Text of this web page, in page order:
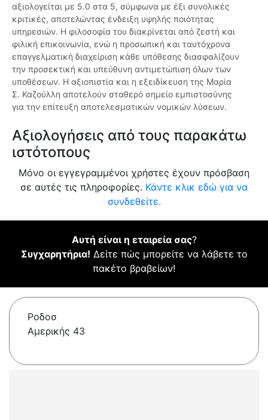
αξιολογείται με 5.0 στα 5, σύμφωνα με έξι συνολικές
κριτικές, αποτελώντας ένδειξη υψηλής ποιότητας
υπηρεσιών. Η φιλοσοφία του διακρίνεται από ζεστή και
φιλική επικοινωνία, ενώ η προσωπική και ταυτόχρονα
επαγγελματική διαχείριση κάθε υπόθεσης διασφαλίζουν
την προσεκτική και υπεύθυνη αντιμετώπιση όλων των
υποθέσεων. Η αξιοπιστία και η εξειδίκευση της Μαρία
Σ. Καζούλλη αποτελούν σταθερό σημείο εμπιστοσύνης
για την επίτευξη αποτελεσματικών νομικών λύσεων.
Αξιολογήσεις από τους παρακάτω
ιστότοπους
Μόνο οι εγγεγραμμένοι χρήστες έχουν πρόσβαση
σε αυτές τις πληροφορίες. Κάντε κλικ εδώ για να
συνδεθείτε.
Αυτή είναι η εταιρεία σας?
Συγχαρητήρια! Δείτε πώς μπορείτε να λάβετε το
πακέτο βραβείων!
Ροδοσ
Αμερικής 43